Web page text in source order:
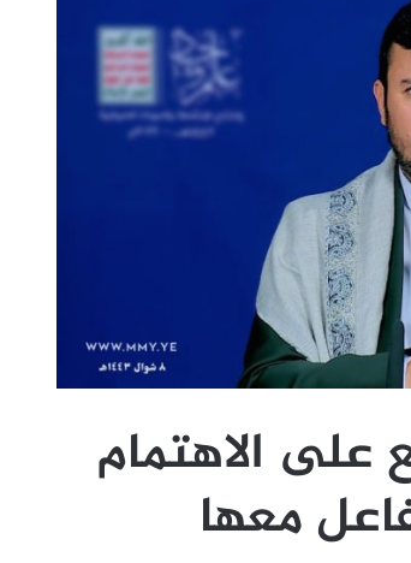
على الاهتمام
معها